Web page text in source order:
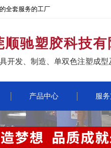
全套服务的工厂
顺驰塑胶科技
开发、制造、单双色注塑成
产品中心 服